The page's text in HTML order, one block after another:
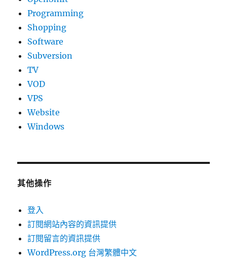
Programming
Shopping
Software
Subversion
TV
VOD
VPS
Website
Windows
其他操作
登入
訂閱網站內容的資訊提供
訂閱留言的資訊提供
WordPress.org 台灣繁體中文